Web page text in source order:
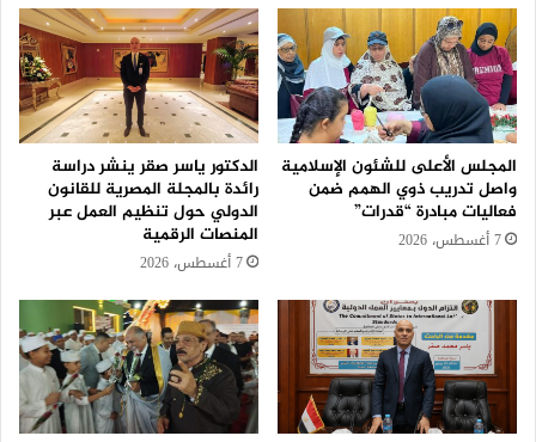
المجلس الأعلى للشئون الإسلامية
واصل تدريب ذوي الهمم ضمن
فعاليات مبادرة “قدرات”
7 أغسطس، 2026
الدكتور ياسر صقر ينشر دراسة
رائدة بالمجلة المصرية للقانون
الدولي حول تنظيم العمل عبر
المنصات الرقمية
7 أغسطس، 2026